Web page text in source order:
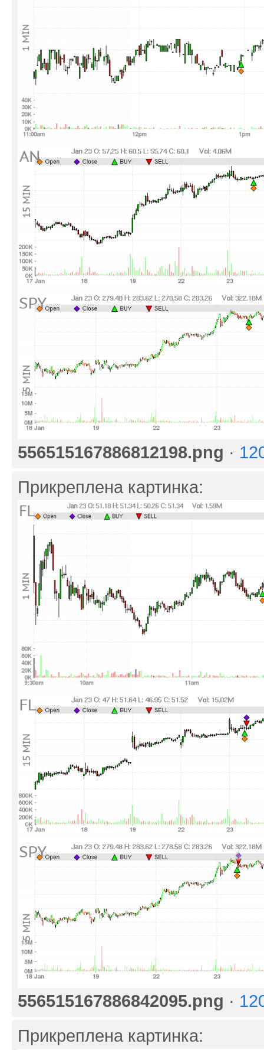
556515167886812198.png ·
Прикреплена картинка:
556515167886842095.png ·
Прикреплена картинка: